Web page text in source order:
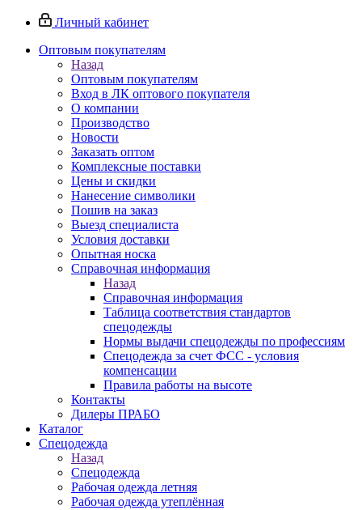
Личный кабинет
Оптовым покупателям
Назад
Оптовым покупателям
Вход в ЛК оптового покупателя
О компании
Производство
Новости
Заказать оптом
Комплексные поставки
Цены и скидки
Нанесение символики
Пошив на заказ
Выезд специалиста
Условия доставки
Опытная носка
Справочная информация
Назад
Справочная информация
Таблица соответствия стандартов
спецодежды
Нормы выдачи спецодежды по профессиям
Спецодежда за счет ФСС - условия
компенсации
Правила работы на высоте
Контакты
Дилеры ПРАБО
Каталог
Спецодежда
Назад
Спецодежда
Рабочая одежда летняя
Рабочая одежда утеплённая